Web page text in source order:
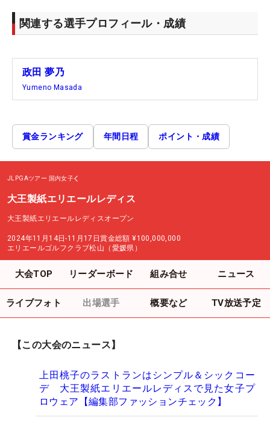
関連する選手プロフィール・成績
政田 夢乃
Yumeno Masada
賞金ランキング 年間日程 ポイント・成績
JLPGAツアー 国内女子
大王製紙エリエールレディス
大王製紙エリエールレディスオープン
2024年11月14日-11月17日賞金総額 ¥100,000,000
エリエールゴルフクラブ松山（愛媛県）
大会TOP リーダーボード 組み合せ ニュース
ライブフォト 出場選手 概要など TV放送予定
【この大会のニュース】
上田桃子のラストランはシンプル＆シックコー
デ 大王製紙エリエールレディスで見た女子プ
ロウェア【編集部ファッションチェック】